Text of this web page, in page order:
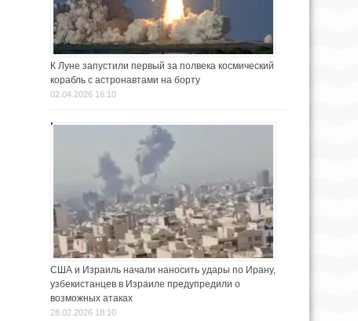
К Луне запустили первый за полвека космический
корабль с астронавтами на борту
02.04.2026 16:10
США и Израиль начали наносить удары по Ирану,
узбекистанцев в Израиле предупредили о
возможных атаках
28.02.2026 18:10